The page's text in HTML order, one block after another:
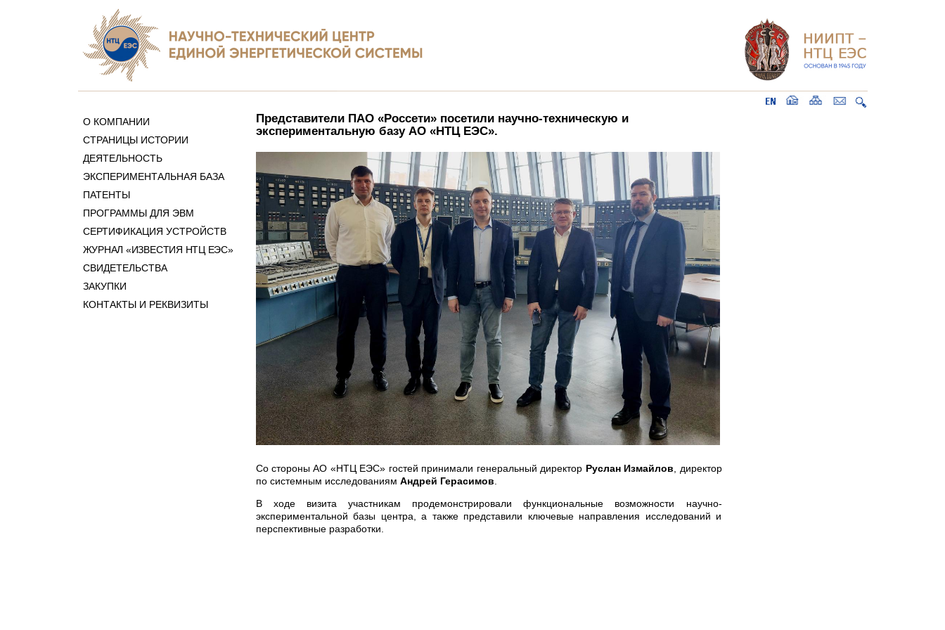
О КОМПАНИИ
СТРАНИЦЫ ИСТОРИИ
ДЕЯТЕЛЬНОСТЬ
ЭКСПЕРИМЕНТАЛЬНАЯ БАЗА
ПАТЕНТЫ
ПРОГРАММЫ ДЛЯ ЭВМ
СЕРТИФИКАЦИЯ УСТРОЙСТВ
ЖУРНАЛ «ИЗВЕСТИЯ НТЦ ЕЭС»
СВИДЕТЕЛЬСТВА
ЗАКУПКИ
КОНТАКТЫ И РЕКВИЗИТЫ
Представители ПАО «Россети» посетили научно-техническую и
экспериментальную базу АО «НТЦ ЕЭС».
Со стороны АО «НТЦ ЕЭС» гостей принимали генеральный директор Руслан Измайлов , директор
по системным исследованиям Андрей Герасимов
В ходе визита участникам продемонстрировали функциональные возможности научно-
экспериментальной базы центра, а также представили ключевые направления исследований и
перспективные разработки.